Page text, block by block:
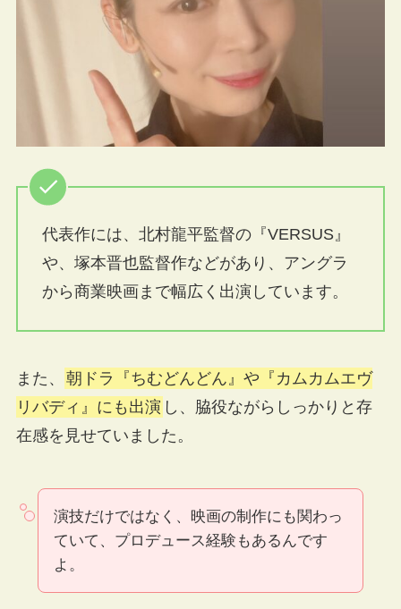
代表作には、北村龍平監督の『VERSUS』
や、塚本晋也監督作などがあり、アングラ
から商業映画まで幅広く出演しています。
また、
朝ドラ『ちむどんどん』や『カムカムエヴ
リバディ』にも出演 し、脇役ながらしっかりと存
在感を見せていました。
演技だけではなく、映画の制作にも関わっ
ていて、プロデュース経験もあるんです
よ。